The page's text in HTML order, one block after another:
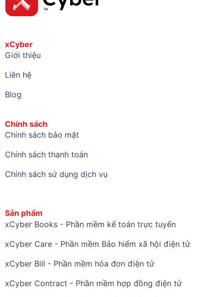
xCyber
Giới thiệu
Liên hệ
Blog
Chính sách
Chính sách bảo mật
Chính sách thanh toán
Chính sách sử dụng dịch vụ
Sản phẩm
xCyber Books - Phần mềm kế toán trực tuyến
xCyber Care - Phần mềm Bảo hiểm xã hội điện tử
xCyber Bill - Phần mềm hóa đơn điện tử
xCyber Contract - Phần mềm hợp đồng điện tử